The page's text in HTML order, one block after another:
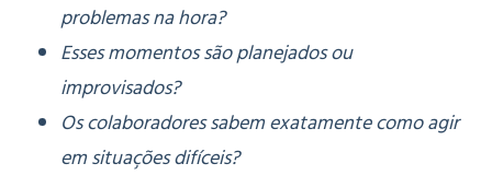
problemas na hora?
Esses momentos são planejados ou
improvisados?
Os colaboradores sabem exatamente como agir
em situações difíceis?